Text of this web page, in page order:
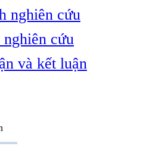
nghiên cứu
cứu
và kết luận